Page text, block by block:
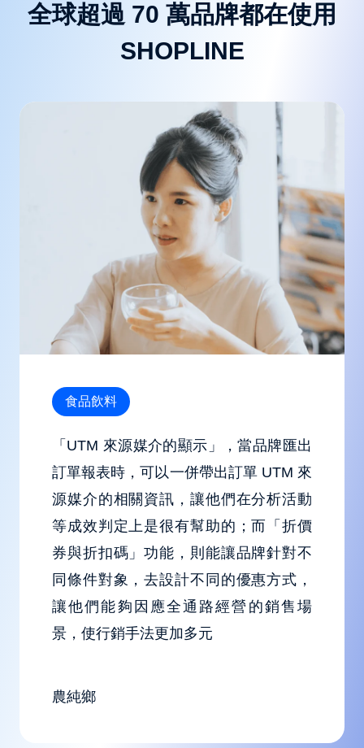
全球超過 70 萬品牌都在使用
SHOPLINE
食品飲料
「UTM 來源媒介的顯示」，當品牌匯出
訂單報表時，可以一併帶出訂單 UTM 來
源媒介的相關資訊，讓他們在分析活動
等成效判定上是很有幫助的；而「折價
券與折扣碼」功能，則能讓品牌針對不
同條件對象，去設計不同的優惠方式，
讓他們能夠因應全通路經營的銷售場
景，使行銷手法更加多元
農純鄉